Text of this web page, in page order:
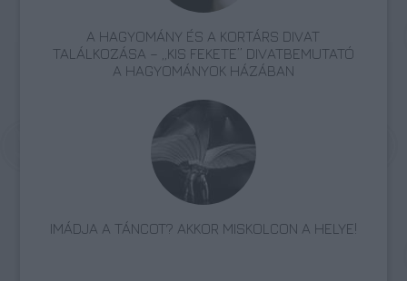
A HAGYOMÁNY ÉS A KORTÁRS DIVAT
TALÁLKOZÁSA – „KIS FEKETE” DIVATBEMUTATÓ
A HAGYOMÁNYOK HÁZÁBAN
IMÁDJA A TÁNCOT? AKKOR MISKOLCON A HELYE!